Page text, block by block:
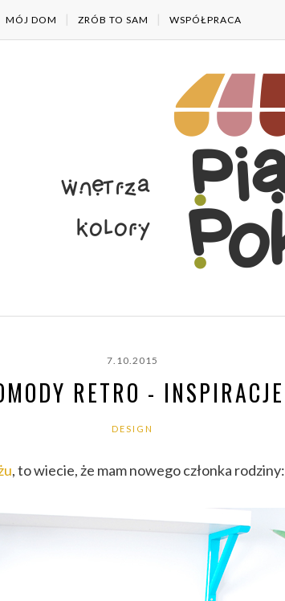
MÓJ DOM ZRÓB TO SAM WSPÓŁPRACA
7.10.2015
RETRO - INSPIRACJE
DESIGN
, to wiecie, że mam nowego członka rodziny: